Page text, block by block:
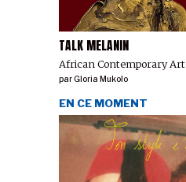
TALK MELANIN
African Contemporary Art
parGloria Mukolo
EN CE MOMENT